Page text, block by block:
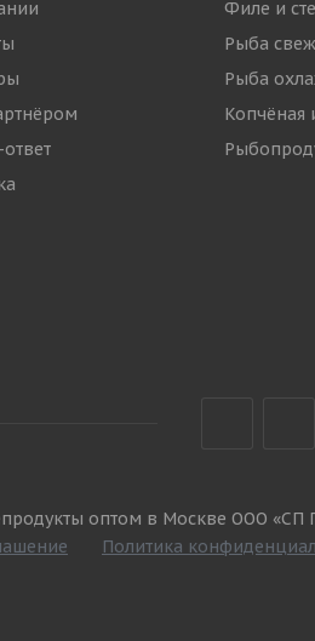
Филе и
Рыба
Рыба
Копчёная
оптом в Москве ООО «СП
Политика